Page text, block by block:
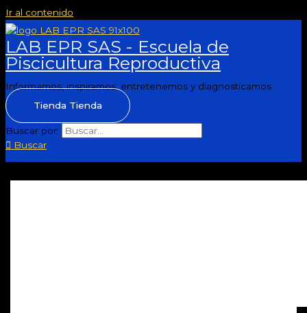
Ir al contenido
LAB EPR SAS - Escuela de
Piscicultura Reproductiva
Informamos, inspiramos, entretenemos y diagnosticamos
Tienda Tienda
Buscar por:
Buscar